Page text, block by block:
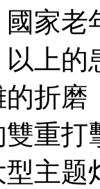
國家
上的
折磨
重打
主题